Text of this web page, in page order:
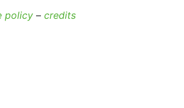
policy – credits